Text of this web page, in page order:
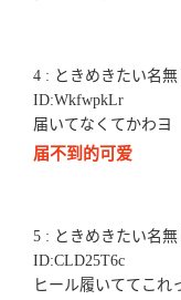
4 : ときめきたい名無
ID:WkfwpkLr
届いてなくてかわヨ
届不到的可爱
5 : ときめきたい名無
ID:CLD25T6c
ヒール履いててこれ